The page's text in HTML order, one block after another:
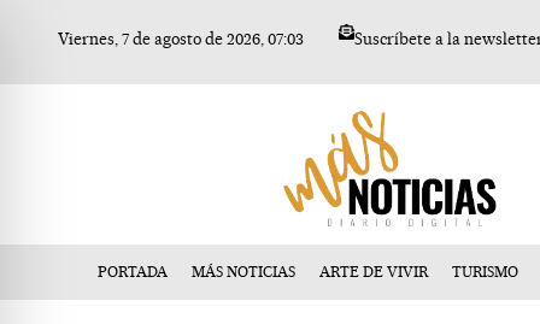
Viernes, 7 de agosto de 2026, 07:03 Suscríbete a la
PORTADA MÁS NOTICIAS ARTE DE VIVIR TURISMO